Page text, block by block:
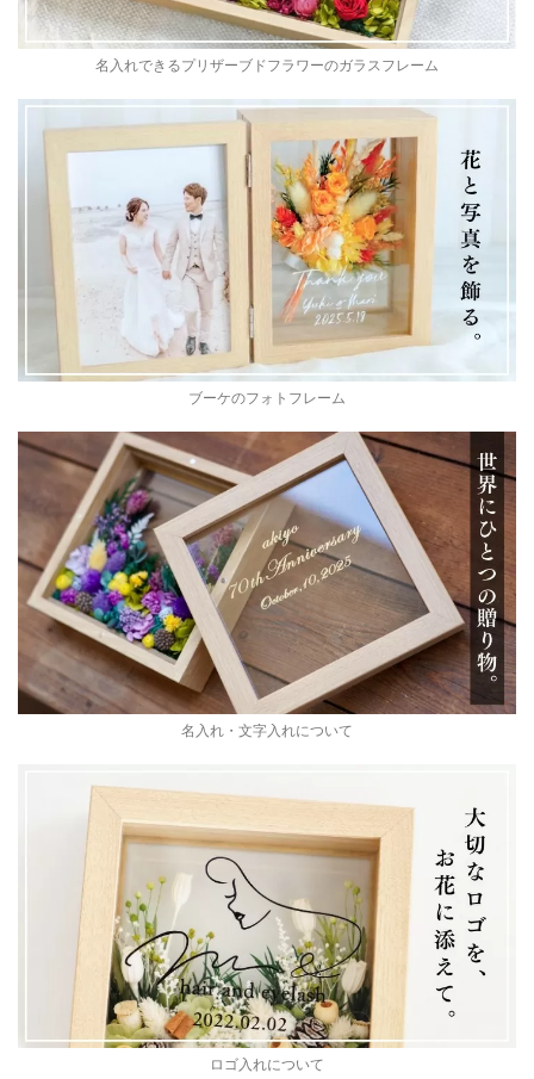
名入れできるプリザーブドフラワーのガラスフレーム
ブーケのフォトフレーム
名入れ・文字入れについて
ロゴ入れについて